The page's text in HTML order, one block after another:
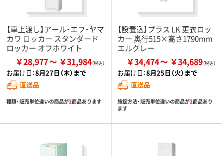
【車上渡し】アール・エフ・ヤマ
カワ ロッカー スタンダード
ロッカー オフホワイト
￥28,977 ￥31,984
お届け日：8月27日（木）まで
直送品
種類・販売単位違いの商品が2商品あります
【設置込】プラス LK 更衣ロッ
カー 奥行515×高さ1790mm
エルグレー
￥34,474 ￥34,689
お届け日：8月25日（火）まで
直送品
施錠方法・販売単位違いの商品が2商品あり
ます